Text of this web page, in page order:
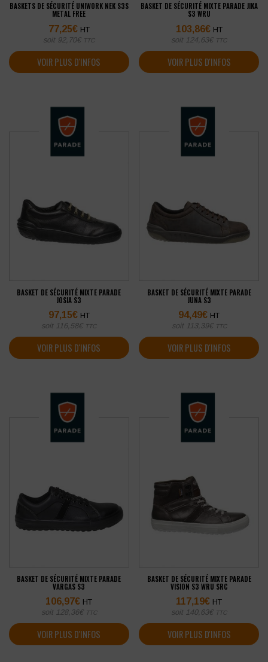
BASKETS DE SÉCURITÉ UNIWORK NEK S3S
METAL FREE
77,25€ HT
soit 92,70€ TTC
VOIR PLUS D'INFOS
BASKET DE SÉCURITÉ MIXTE PARADE JIKA
S3 WRU
103,86€ HT
soit 124,63€ TTC
VOIR PLUS D'INFOS
BASKET DE SÉCURITÉ MIXTE PARADE
JOSIA S3
97,15€ HT
soit 116,58€ TTC
VOIR PLUS D'INFOS
BASKET DE SÉCURITÉ MIXTE PARADE
JUNA S3
94,49€ HT
soit 113,39€ TTC
VOIR PLUS D'INFOS
BASKET DE SÉCURITÉ MIXTE PARADE
VARGAS S3
106,97€ HT
soit 128,36€ TTC
VOIR PLUS D'INFOS
BASKET DE SÉCURITÉ MIXTE PARADE
VISION S3 WRU SRC
117,19€ HT
soit 140,63€ TTC
VOIR PLUS D'INFOS